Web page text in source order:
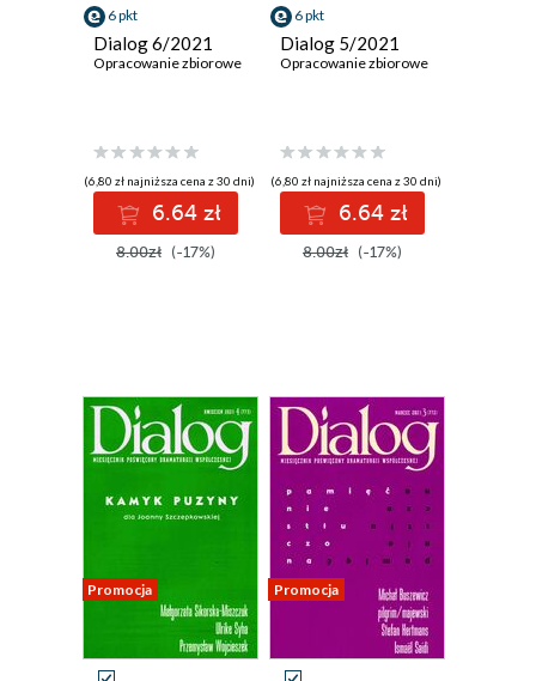
6 pkt
Dialog 6/2021
Opracowanie zbiorowe
(6,80 zł najniższa cena z 30 dni)
6.64 zł
8.00zł (-17%)
6 pkt
Dialog 5/2021
Opracowanie zbiorowe
(6,80 zł najniższa cena z 30 dni)
6.64 zł
8.00zł (-17%)
Promocja Promocja